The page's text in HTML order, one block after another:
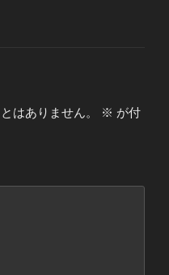
はありません。 ※ が付